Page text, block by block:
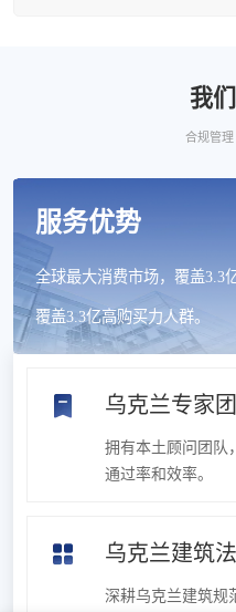
我
合规管
服务优势
全球最大消费市场，覆盖3.3
覆盖3.3亿高购买力人群。
乌克兰专家
拥有本土顾问团队
通过率和效率。
乌克兰建筑
深耕乌克兰建筑规